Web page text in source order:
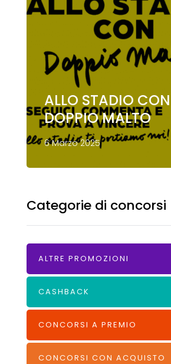
ALLO STADIO CON
DOPPIO MALTO
6 Marzo 2025
Categorie di concorsi
ALTRE PROMOZIONI
CASHBACK
CONCORSI A PREMIO
CONCORSI CON ACQUISTO